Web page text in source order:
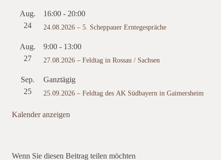
Aug.
24
16:00-20:00
24.08.2026 – 5. Scheppauer Erntegespräche
Aug.
27
9:00- 13:00
27.08.2026 – Feldtag in Rossau / Sachsen
Sep.
25
Ganztägig
25.09.2026 – Feldtag des AK Südbayern in Gaimersheim
Kalender anzeigen
Wenn Sie diesen Beitrag teilen möchten